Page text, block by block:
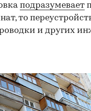
подразумевает
то
и других